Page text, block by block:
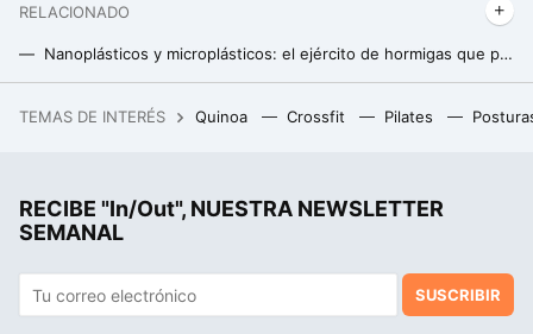
RELACIONADO
Nanoplásticos y microplásticos: el ejército de hormigas que pueden destruir la salud humana
Receta del clásico ajoblanco: el padre de todos los gazpachos
TEMAS DE INTERÉS Quinoa Crossfit Pilates
RECIBE "In/Out", NUESTRA NEWSLETTER
SEMANAL
SUSCRIBIR